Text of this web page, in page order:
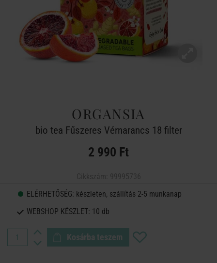
ORGANSIA
bio tea Fűszeres Vérnarancs 18 filter
2 990 Ft
ELÉRHETŐSÉG: készleten, szállítás 2-5 munkanap
WEBSHOP KÉSZLET: 10 db
Kosárba teszem